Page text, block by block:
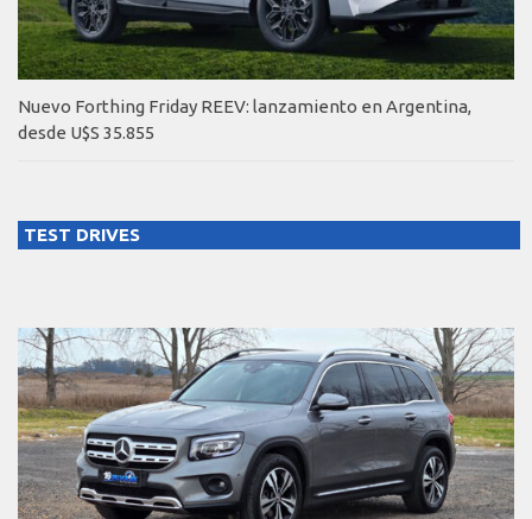
Nuevo Forthing Friday REEV: lanzamiento en Argentina,
desde U$S 35.855
TEST DRIVES